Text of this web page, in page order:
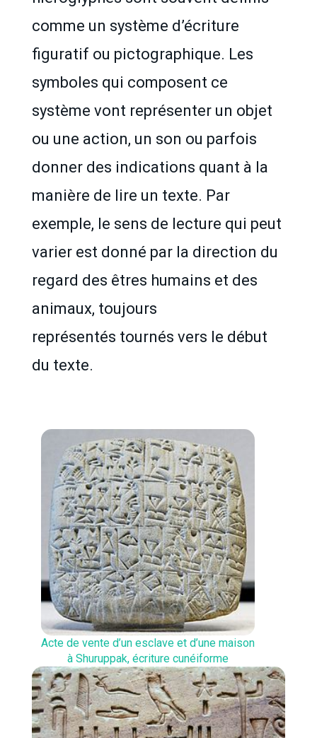
comme un système d’écriture
figuratif ou pictographique. Les
symboles qui composent ce
système vont représenter un objet
ou une action, un son ou parfois
donner des indications quant à la
manière de lire un texte. Par
exemple, le sens de lecture qui peut
varier est donné par la direction du
regard des êtres humains et des
animaux, toujours
représentés tournés vers le début
du texte.
Acte de vente d’un esclave et d’une maison
à Shuruppak, écriture cunéiforme